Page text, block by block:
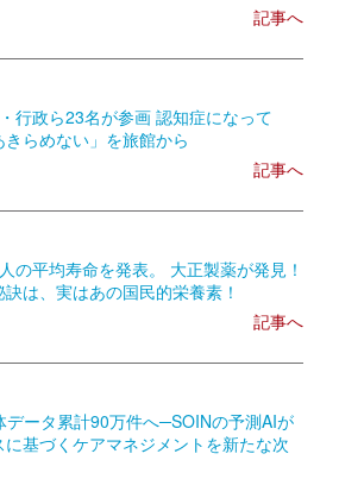
記事へ
行政ら23名が参画 認知症になって
らめない」を旅館から
記事へ
の平均寿命を発表。 大正製薬が発見！
は、実はあの国民的栄養素！
記事へ
データ累計90万件へ─SOINの予測AIが
基づくケアマネジメントを新たな次